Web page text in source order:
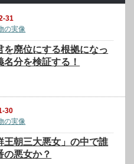
31
の実像
を廃位にする根拠になっ
名分を検証する！
30
の実像
王朝三大悪女」の中で誰
の悪女か？